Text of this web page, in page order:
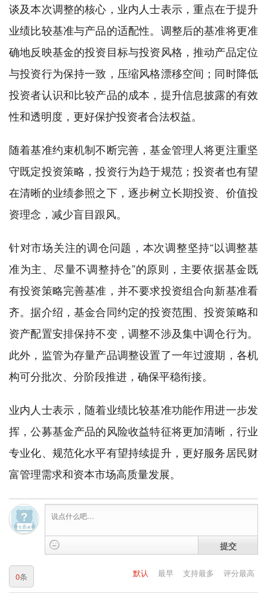
谈及本次调整的核心，业内人士表示，重点在于提升
业绩比较基准与产品的适配性。调整后的基准将更准
确地反映基金的投资目标与投资风格，推动产品定位
与投资行为保持一致，压缩风格漂移空间；同时降低
投资者认识和比较产品的成本，提升信息披露的有效
性和透明度，更好保护投资者合法权益。
随着基准约束机制不断完善，基金管理人将更注重坚
守既定投资策略，投资行为趋于规范；投资者也有望
在清晰的业绩参照之下，逐步树立长期投资、价值投
资理念，减少盲目跟风。
针对市场关注的调仓问题，本次调整坚持“以调整基
准为主、尽量不调整持仓”的原则，主要依据基金既
有投资策略完善基准，并不要求投资组合向新基准看
齐。据介绍，基金合同约定的投资范围、投资策略和
资产配置安排保持不变，调整不涉及集中调仓行为。
此外，监管为存量产品调整设置了一年过渡期，各机
构可分批次、分阶段推进，确保平稳衔接。
业内人士表示，随着业绩比较基准功能作用进一步发
挥，公募基金产品的风险收益特征将更加清晰，行业
专业化、规范化水平有望持续提升，更好服务居民财
富管理需求和资本市场高质量发展。
提交
默认 最早 支持最多 评分最高
0条